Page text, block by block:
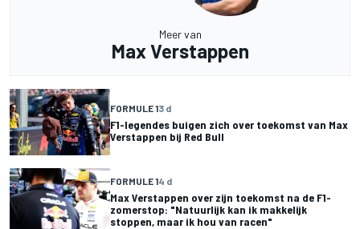
Meer van
Max Verstappen
FORMULE 13 d
F1-legendes buigen zich over toekomst van Max
Verstappen bij Red Bull
FORMULE 14 d
Max Verstappen over zijn toekomst na de F1-
zomerstop: "Natuurlijk kan ik makkelijk
stoppen, maar ik hou van racen"